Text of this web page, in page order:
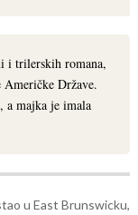
i trilerskih romana,
Američke Države.
a majka je imala
u East Brunswicku,